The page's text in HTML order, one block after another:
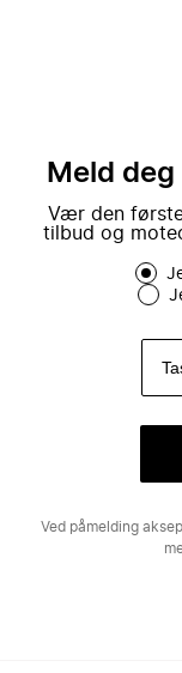
Meld
Vær den
tilbud og
Ved påmelding